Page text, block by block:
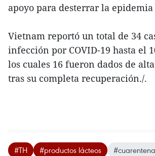
apoyo para desterrar la
Vietnam reportó un total de 34
infección por COVID-19 hasta el
los cuales 16 fueron dados de
tras su completa recuperación./.
#TH #productos lácteos
#cuarentena